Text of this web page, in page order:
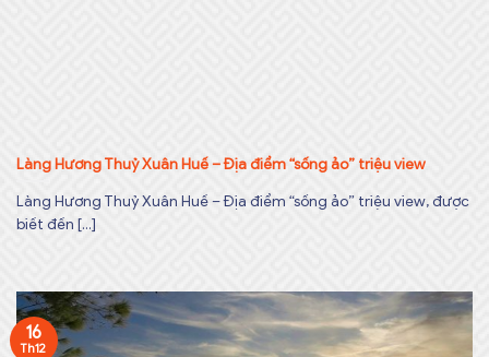
Làng Hương Thuỷ Xuân Huế – Địa điểm “sống ảo” triệu view
Làng Hương Thuỷ Xuân Huế – Địa điểm “sống ảo” triệu view, được
biết đến [...]
16
Th12